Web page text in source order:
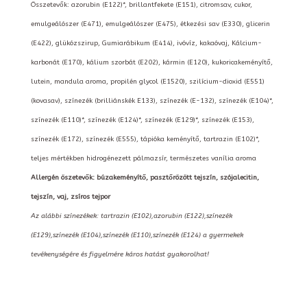
Összetevők: azorubin (E122)*, brillantfekete (E151), citromsav, cukor,
emulgeálószer (E471), emulgeálószer (E475), étkezési sav (E330), glicerin
(E422), glükózszirup, Gumiarábikum (E414), ivóvíz, kakaóvaj, Kálcium-
karbonát (E170), kálium szorbát (E202), kármin (E120), kukoricakeményítő,
lutein, mandula aroma, propilén glycol (E1520), szilícium-dioxid (E551)
(kovasav), színezék (brilliánskék E133), színezék (E-132), színezék (E104)*,
színezék (E110)*, színezék (E124)*, színezék (E129)*, színezék (E153),
színezék (E172), színezék (E555), tápióka keményítő, tartrazin (E102)*,
teljes mértékben hidrogénezett pálmazsír, természetes vanília aroma
Allergén öszetevők: búzakeményítő, pasztőrözött tejszín, szójalecitin,
tejszín, vaj, zsíros tejpor
Az alábbi színezékek: tartrazin (E102),azorubin (E122),színezék
(E129),színezék (E104),színezék (E110),színezék (E124) a gyermekek
tevékenységére és figyelmére káros hatást gyakorolhat!